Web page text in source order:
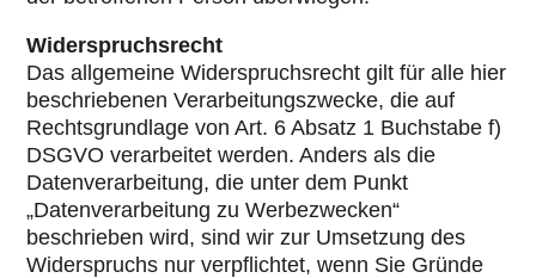
Widerspruchsrecht
Das allgemeine Widerspruchsrecht gilt für alle hier
beschriebenen Verarbeitungszwecke, die auf
Rechtsgrundlage von Art. 6 Absatz 1 Buchstabe f)
DSGVO verarbeitet werden. Anders als die
Datenverarbeitung, die unter dem Punkt
„Datenverarbeitung zu Werbezwecken“
beschrieben wird, sind wir zur Umsetzung des
Widerspruchs nur verpflichtet, wenn Sie Gründe